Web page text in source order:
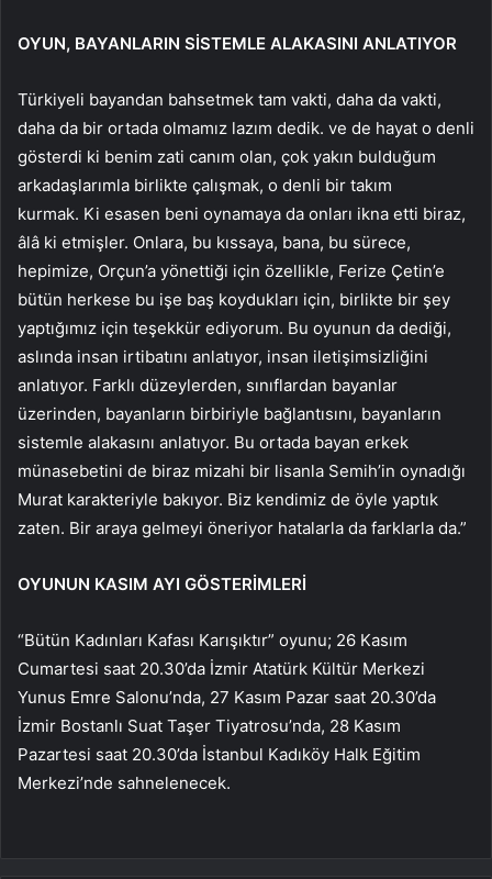
OYUN, BAYANLARIN SİSTEMLE ALAKASINI ANLATIYOR
Türkiyeli bayandan bahsetmek tam vakti, daha da vakti,
daha da bir ortada olmamız lazım dedik. ve de hayat o denli
gösterdi ki benim zati canım olan, çok yakın bulduğum
arkadaşlarımla birlikte çalışmak, o denli bir takım
kurmak. Ki esasen beni oynamaya da onları ikna etti biraz,
âlâ ki etmişler. Onlara, bu kıssaya, bana, bu sürece,
hepimize, Orçun’a yönettiği için özellikle, Ferize Çetin’e
bütün herkese bu işe baş koydukları için, birlikte bir şey
yaptığımız için teşekkür ediyorum. Bu oyunun da dediği,
aslında insan irtibatını anlatıyor, insan iletişimsizliğini
anlatıyor. Farklı düzeylerden, sınıflardan bayanlar
üzerinden, bayanların birbiriyle bağlantısını, bayanların
sistemle alakasını anlatıyor. Bu ortada bayan erkek
münasebetini de biraz mizahi bir lisanla Semih’in oynadığı
Murat karakteriyle bakıyor. Biz kendimiz de öyle yaptık
zaten. Bir araya gelmeyi öneriyor hatalarla da farklarla da.”
OYUNUN KASIM AYI GÖSTERİMLERİ
“Bütün Kadınları Kafası Karışıktır” oyunu; 26 Kasım
Cumartesi saat 20.30’da İzmir Atatürk Kültür Merkezi
Yunus Emre Salonu’nda, 27 Kasım Pazar saat 20.30’da
İzmir Bostanlı Suat Taşer Tiyatrosu’nda, 28 Kasım
Pazartesi saat 20.30’da İstanbul Kadıköy Halk Eğitim
Merkezi’nde sahnelenecek.